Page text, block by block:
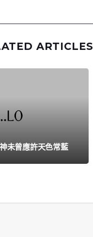
ARTICLES
神未曾應許天色常藍